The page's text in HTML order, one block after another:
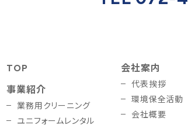
TOP
事業紹介
業務用クリーニング
ユニフォームレンタル
会社案内
代表挨拶
環境保全活動
会社概要